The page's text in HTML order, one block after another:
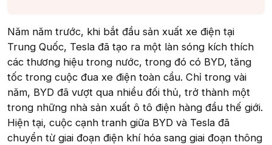
Năm năm trước, khi bắt đầu sản xuất xe điện tại
Trung Quốc, Tesla đã tạo ra một làn sóng kích thích
các thương hiệu trong nước, trong đó có BYD, tăng
tốc trong cuộc đua xe điện toàn cầu. Chỉ trong vài
năm, BYD đã vượt qua nhiều đối thủ, trở thành một
trong những nhà sản xuất ô tô điện hàng đầu thế giới.
Hiện tại, cuộc cạnh tranh giữa BYD và Tesla đã
chuyển từ giai đoạn điện khí hóa sang giai đoạn thông